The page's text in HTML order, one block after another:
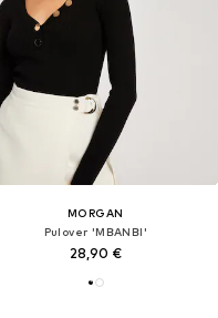
MORGAN
Pulover 'MBANBI'
28,90 €